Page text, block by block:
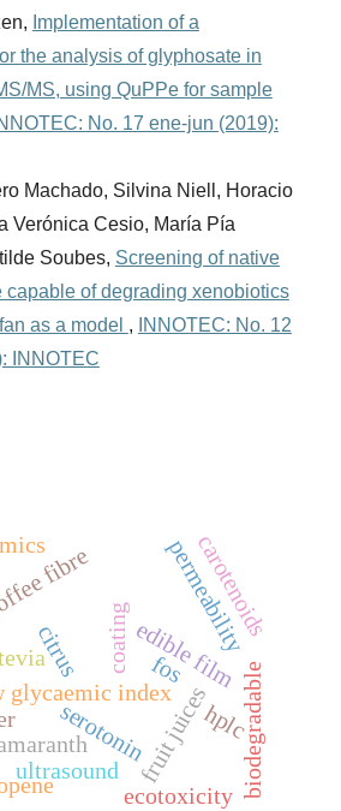
Implementation of a
the analysis of glyphosate in
MS, using QuPPe for sample
No. 17 ene-jun (2019):
Machado, Silvina Niell, Horacio
Verónica Cesio, María Pía
Soubes, Screening of native
capable of degrading xenobiotics
as a model ,
INNOTEC: No. 12
INNOTEC
fibre fos
glycaemic index
serotonin
coatingedible film
biodegradable
permeability
fruit juices
ultrasound
ecotoxicity
carotenoids
citrus
hplc